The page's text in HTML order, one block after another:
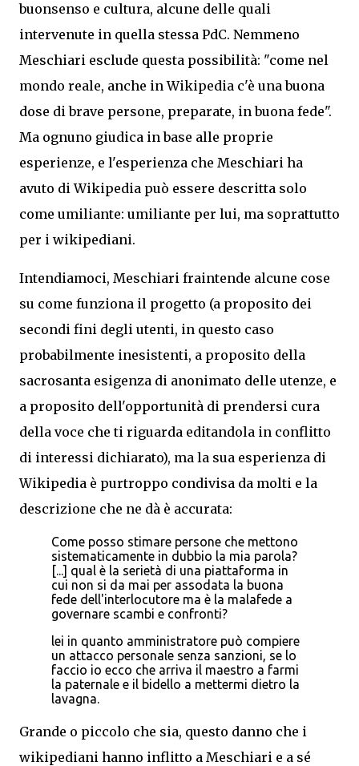
buonsenso e cultura, alcune delle quali
intervenute in quella stessa PdC. Nemmeno
Meschiari esclude questa possibilità: "come nel
mondo reale, anche in Wikipedia c'è una buona
dose di brave persone, preparate, in buona fede".
Ma ognuno giudica in base alle proprie
esperienze, e l'esperienza che Meschiari ha
avuto di Wikipedia può essere descritta solo
come umiliante: umiliante per lui, ma soprattutto
per i wikipediani.
Intendiamoci, Meschiari fraintende alcune cose
su come funziona il progetto (a proposito dei
secondi fini degli utenti, in questo caso
probabilmente inesistenti, a proposito della
sacrosanta esigenza di anonimato delle utenze, e
a proposito dell'opportunità di prendersi cura
della voce che ti riguarda editandola in conflitto
di interessi dichiarato), ma la sua esperienza di
Wikipedia è purtroppo condivisa da molti e la
descrizione che ne dà è accurata:
Come posso stimare persone che mettono
sistematicamente in dubbio la mia parola?
[...] qual è la serietà di una piattaforma in
cui non si da mai per assodata la buona
fede dell'interlocutore ma è la malafede a
governare scambi e confronti?
lei in quanto amministratore può compiere
un attacco personale senza sanzioni, se lo
faccio io ecco che arriva il maestro a farmi
la paternale e il bidello a mettermi dietro la
lavagna.
Grande o piccolo che sia, questo danno che i
wikipediani hanno inflitto a Meschiari e a sé